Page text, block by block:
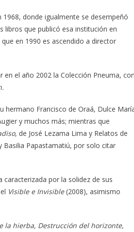
donde igualmente se desempeñó
libros que publicó esa institución en
en 1990 es ascendido a director
el año 2002 la Colección Pneuma,
hermano Francisco de Oraá, Dulce
y muchos más; mientras que
, de José Lezama Lima y Relatos de
Basilia Papastamatiú, por solo citar
por la solidez de sus
Visible e Invisible(2008), asimismo
la hierba, Destrucción del horizonte,